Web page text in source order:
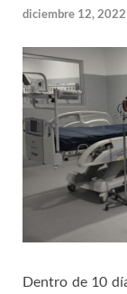
diciembre 12, 2022
Dentro de 10